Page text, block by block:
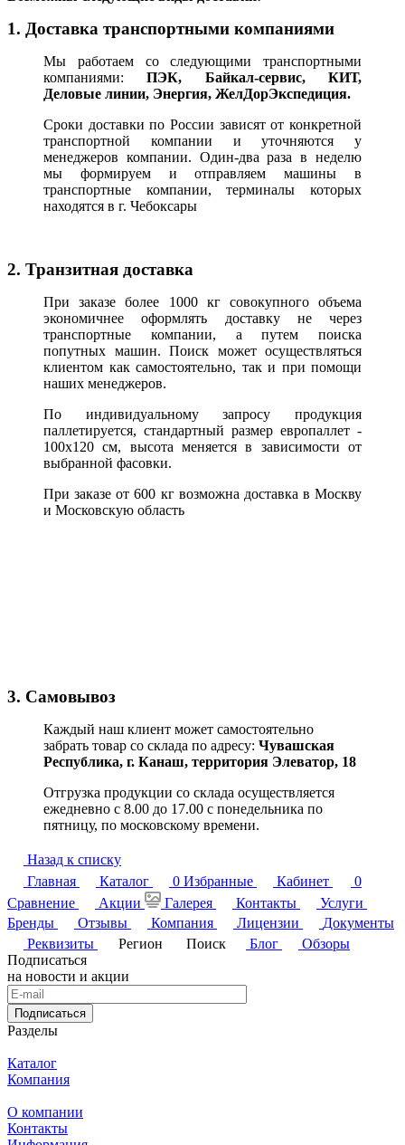
1. Доставка транспортными компаниями
Мы работаем со следующими транспортными
компаниями:ПЭК, Байкал-сервис, КИТ,
Деловые линии, Энергия, ЖелДорЭкспедиция.
Сроки доставки по России зависят от конкретной
транспортной компании и уточняются у
менеджеров компании. Один-два раза в неделю
мы формируем и отправляем машины в
транспортные компании, терминалы которых
находятся в г. Чебоксары
2. Транзитная доставка
При заказе более 1000 кг совокупного объема
экономичнее оформлять доставку не через
транспортные компании, а путем поиска
попутных машин. Поиск может осуществляться
клиентом как самостоятельно, так и при помощи
наших менеджеров.
По индивидуальному запросу продукция
паллетируется, стандартный размер европаллет -
100х120 см, высота меняется в зависимости от
выбранной фасовки.
При заказе от 600 кг возможна доставка в Москву
и Московскую область
3. Самовывоз
Каждый наш клиент может самостоятельно
забрать товар со склада по адресу: Чувашская
Республика, г. Канаш, территория Элеватор, 18
Отгрузка продукции со склада осуществляется
ежедневно с 8.00 до 17.00 с понедельника по
пятницу, по московскому времени.
Назад к списку
Главная
Каталог 0 Избранные Кабинет
0
Сравнение
Акции Галерея Контакты
Услуги
Бренды
Отзывы Компания Лицензии
Документы
Реквизиты
Регион Поиск Блог
Обзоры
Подписаться
на новости и акции
Подписаться
Разделы
Каталог
Компания
О компании
Контакты